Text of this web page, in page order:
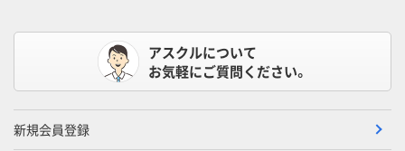
アスクルについて
お気軽にご質問ください。
新規会員登録